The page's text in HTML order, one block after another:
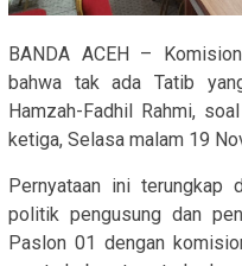
BANDA ACEH –
bahwa tak ada Tatib
Hamzah-Fadhil Rahmi,
ketiga, Selasa malam 19
Pernyataan ini terungkap
politik pengusung dan
Paslon 01 dengan